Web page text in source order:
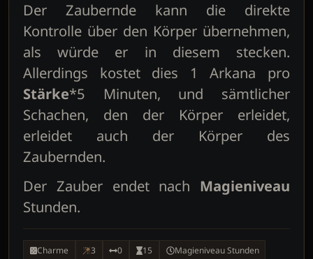
Der Zaubernde kann die direkte
Kontrolle über den Körper übernehmen,
als würde er in diesem stecken.
Allerdings kostet dies 1 Arkana pro
Stärke*5 Minuten, und sämtlicher
Schachen, den der Körper erleidet,
erleidet auch der Körper des
Zaubernden.
Der Zauber endet nach Magieniveau
Stunden.
Charme 3 0 15
Magieniveau Stunden